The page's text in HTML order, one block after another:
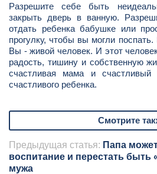
Разрешите себе быть
закрыть дверь в ванную.
отдать ребенка бабушке или
прогулку, чтобы вы могли
Вы - живой человек. И этот
радость, тишину и собственную
счастливая мама и счастливый
счастливого ребенка.
Смотрите
Предыдущая статья: Папа
воспитание и перестать быть
мужа